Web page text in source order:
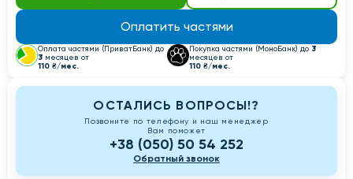
Оплатить частями
Оплата частями (ПриватБанк) до
3 месяцев от
110 ₴/мес.
Покупка частями (МоноБанк) до 3
месяцев от
110 ₴/мес.
ОСТАЛИСЬ ВОПРОСЫ!?
Позвоните по телефону и наш менеджер
Вам поможет
+38 (050) 50 54 252
Обратный звонок